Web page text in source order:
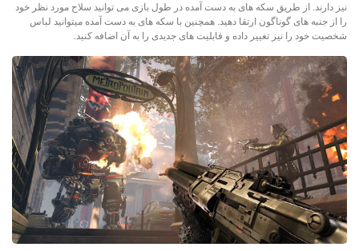
نیز دارند. از طریق سکه های به دست آمده در طول بازی می توانید سلاح مورد نظر خود
را از جنبه های گوناگون ارتقا دهید. همچنین با سکه های به دست آمده میتوانید لباس
شخصیت خود را نیز تغییر داده و قابلیت های جدیدی را به آن اضافه کنید.